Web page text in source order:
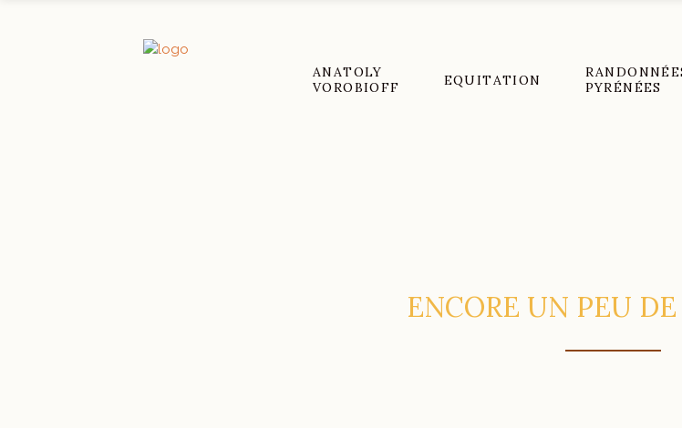
ANATOLY
VOROBIOFF
EQUITATION
PYRÉNÉES
ENCORE UN PEU